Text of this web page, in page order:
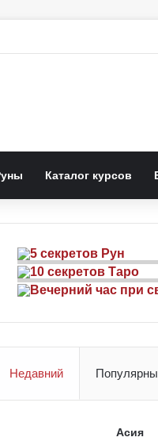
Каталог курсов
Недавний
Асия